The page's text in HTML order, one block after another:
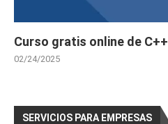
Curso gratis online de C++
02/24/2025
SERVICIOS PARA EMPRESAS